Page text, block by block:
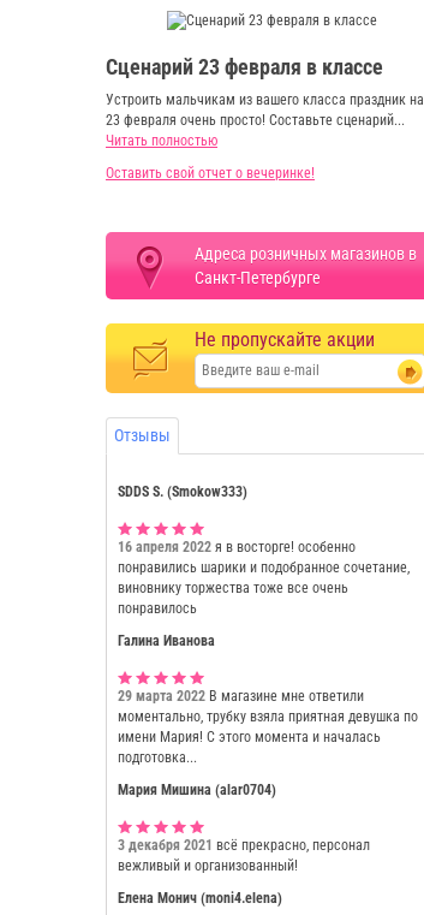
Сценарий 23 февраля в классе
Устроить мальчикам из вашего класса праздник на
23 февраля очень просто! Составьте сценарий...
Читать полностью
Оставить свой отчет о вечеринке!
Адреса розничных магазинов в
Санкт-Петербурге
Не пропускайте акции
Отзывы
SDDS S. (Smokow333)
16 апреля 2022 я в восторге! особенно
понравились шарики и подобранное сочетание,
виновнику торжества тоже все очень
понравилось
Галина Иванова
29 марта 2022 В магазине мне ответили
моментально, трубку взяла приятная девушка по
имени Мария! С этого момента и началась
подготовка...
Мария Мишина (alar0704)
3 декабря 2021 всё прекрасно, персонал
вежливый и организованный!
Елена Монич (moni4.elena)